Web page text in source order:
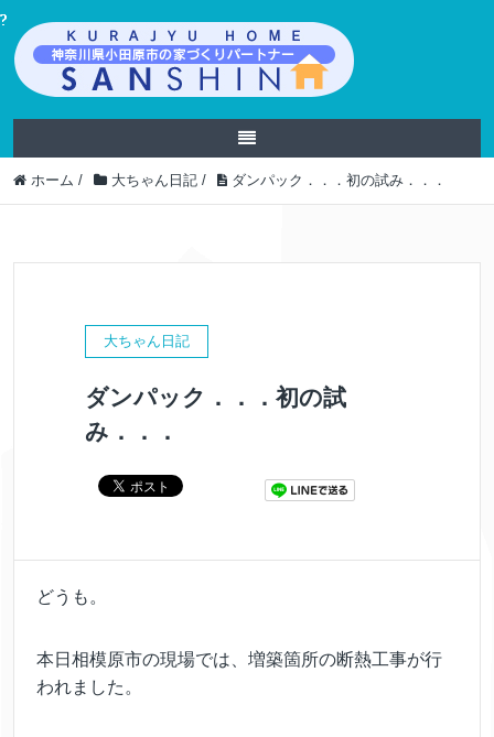
ホーム / 大ちゃん日記 / ダンパック．．．初の試み．．．
大ちゃん日記
ダンパック．．．初の試
み．．．
どうも。
本日相模原市の現場では、増築箇所の断熱工事が行
われました。